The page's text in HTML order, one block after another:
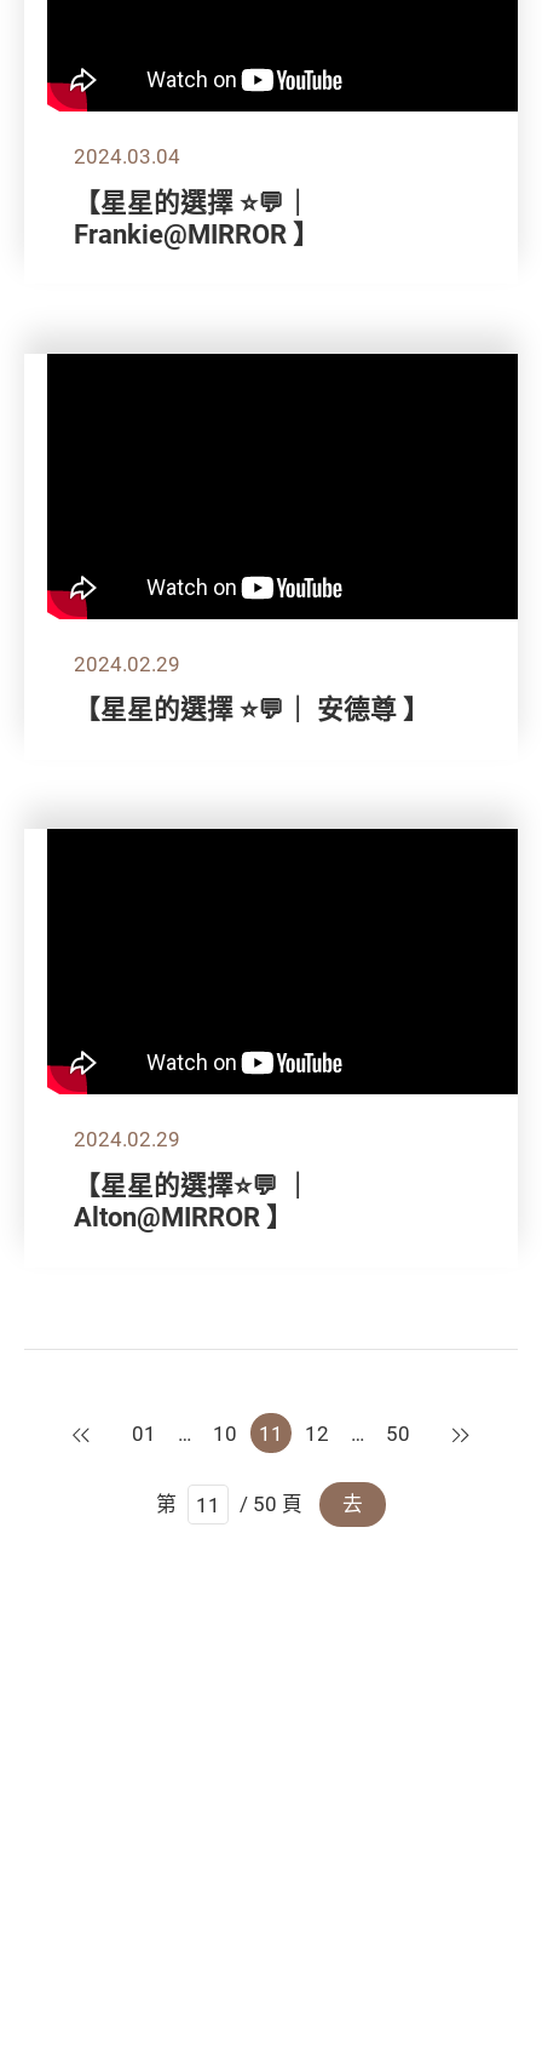
2024.03.04
【星星的選擇 ⭐💬｜
Frankie@MIRROR 】
2024.02.29
【星星的選擇 ⭐💬｜ 安德尊 】
2024.02.29
【星星的選擇⭐💬 ｜
Alton@MIRROR 】
上一頁
01 … 10 11 12 … 50 下一頁
第 / 50 頁 去